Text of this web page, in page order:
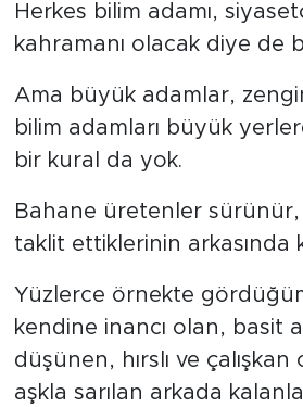
Herkes bilim adamı,
kahramanı olacak diye de
Ama büyük adamlar,
bilim adamları büyük
bir kural da yok.
Bahane üretenler
taklit ettiklerinin arkasında
Yüzlerce örnekte
kendine inancı olan, basit
düşünen, hırslı ve çalışkan
aşkla sarılan arkada